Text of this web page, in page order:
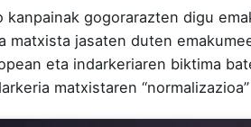
kanpainak gogorarazten digu
matxista jasaten duten
eta indarkeriaren biktima
matxistaren